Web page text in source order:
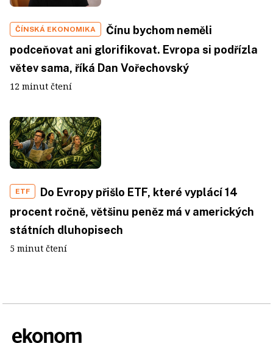
ČÍNSKÁ EKONOMIKA
Čínu bychom neměli
podceňovat ani glorifikovat. Evropa si podřízla
větev sama, říká Dan Vořechovský
12 minut čtení
ETF
Do Evropy přišlo ETF, které vyplácí 14
procent ročně, většinu peněz má v amerických
státních dluhopisech
5 minut čtení